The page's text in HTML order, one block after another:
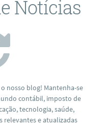
Notícias
nosso blog! Mantenha-se
contábil, imposto de
tecnologia, saúde,
relevantes e atualizadas